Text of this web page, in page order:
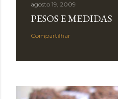
agosto 19, 2009
PESOS E MEDIDAS
Compartilhar